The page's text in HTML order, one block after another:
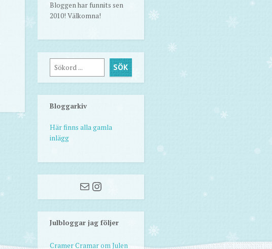
Bloggen har funnits sen
2010! Välkomna!
Sök SÖK
Bloggarkiv
Här finns alla gamla
inlägg
MailInstagram
Julbloggar jag följer
Cramer Cramar om Julen